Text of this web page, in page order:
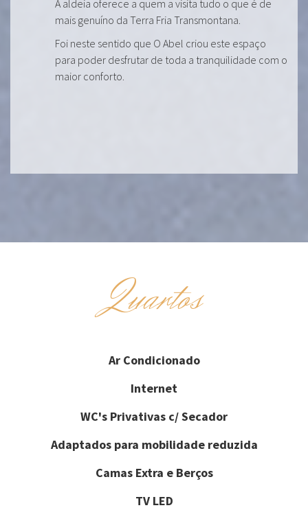
A aldeia oferece a quem a visita tudo o que é de
mais genuíno da Terra Fria Transmontana.
Foi neste sentido que O Abel criou este espaço
para poder desfrutar de toda a tranquilidade com o
maior conforto.
Quartos
Ar Condicionado
Internet
WC's Privativas c/ Secador
Adaptados para mobilidade reduzida
Camas Extra e Berços
TV LED